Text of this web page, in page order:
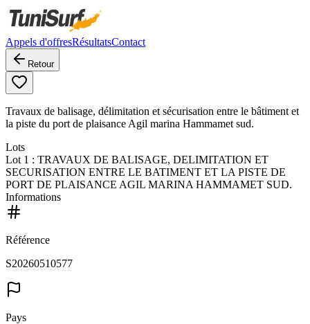
Appels d'offresRésultatsContact
Retour
Travaux de balisage, délimitation et sécurisation entre le bâtiment et
la piste du port de plaisance Agil marina Hammamet sud.
Lots
Lot 1 : TRAVAUX DE BALISAGE, DELIMITATION ET
SECURISATION ENTRE LE BATIMENT ET LA PISTE DE
PORT DE PLAISANCE AGIL MARINA HAMMAMET SUD.
Informations
Référence
S20260510577
Pays